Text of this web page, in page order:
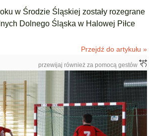
w Środzie Śląskiej zostały rozegrane
Dolnego Śląska w Halowej Piłce
Przejdź do artykułu »
przewijaj również za pomocą gestów